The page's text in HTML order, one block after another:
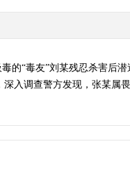
的“毒友”刘某残忍杀害后
入调查警方发现，张某属